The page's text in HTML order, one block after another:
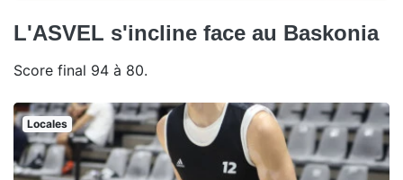
L'ASVEL s'incline face au Baskonia
Score final 94 à 80.
Locales